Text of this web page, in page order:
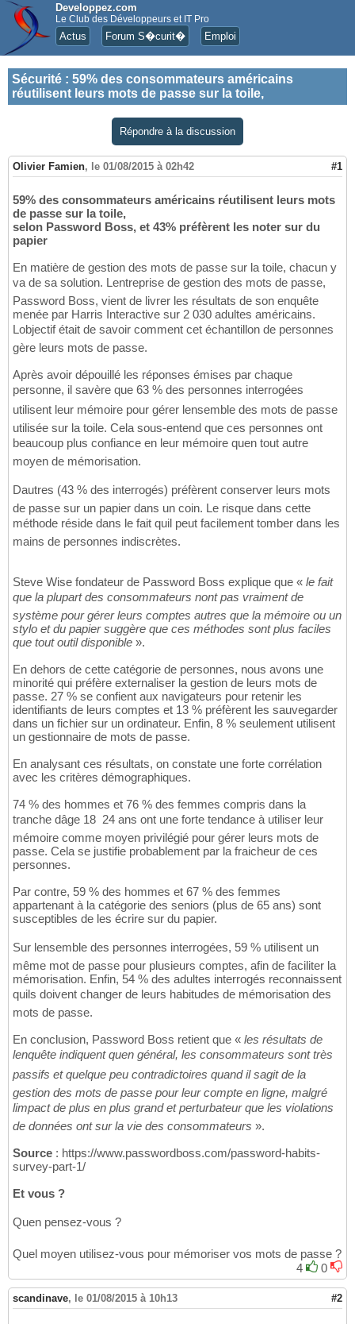
Developpez.com
Le Club des Développeurs et IT Pro
Actus Forum S�curit� Emploi
Sécurité : 59% des consommateurs américains
réutilisent leurs mots de passe sur la toile,
Répondre à la discussion
Olivier Famien, le 01/08/2015 à 02h42 #1
59% des consommateurs américains réutilisent leurs mots
de passe sur la toile,
selon Password Boss, et 43% préfèrent les noter sur du
papier
En matière de gestion des mots de passe sur la toile, chacun y
va de sa solution. Lentreprise de gestion des mots de passe,
Password Boss, vient de livrer les résultats de son enquête
menée par Harris Interactive sur 2 030 adultes américains.
Lobjectif était de savoir comment cet échantillon de personnes
gère leurs mots de passe.
Après avoir dépouillé les réponses émises par chaque
personne, il savère que 63 % des personnes interrogées
utilisent leur mémoire pour gérer lensemble des mots de passe
utilisée sur la toile. Cela sous-entend que ces personnes ont
beaucoup plus confiance en leur mémoire quen tout autre
moyen de mémorisation.
Dautres (43 % des interrogés) préfèrent conserver leurs mots
de passe sur un papier dans un coin. Le risque dans cette
méthode réside dans le fait quil peut facilement tomber dans les
mains de personnes indiscrètes.
Steve Wise fondateur de Password Boss explique que « le fait
que la plupart des consommateurs nont pas vraiment de
système pour gérer leurs comptes autres que la mémoire ou un
stylo et du papier suggère que ces méthodes sont plus faciles
que tout outil disponible ».
En dehors de cette catégorie de personnes, nous avons une
minorité qui préfère externaliser la gestion de leurs mots de
passe. 27 % se confient aux navigateurs pour retenir les
identifiants de leurs comptes et 13 % préfèrent les sauvegarder
dans un fichier sur un ordinateur. Enfin, 8 % seulement utilisent
un gestionnaire de mots de passe.
En analysant ces résultats, on constate une forte corrélation
avec les critères démographiques.
74 % des hommes et 76 % des femmes compris dans la
tranche dâge 18  24 ans ont une forte tendance à utiliser leur
mémoire comme moyen privilégié pour gérer leurs mots de
passe. Cela se justifie probablement par la fraicheur de ces
personnes.
Par contre, 59 % des hommes et 67 % des femmes
appartenant à la catégorie des seniors (plus de 65 ans) sont
susceptibles de les écrire sur du papier.
Sur lensemble des personnes interrogées, 59 % utilisent un
même mot de passe pour plusieurs comptes, afin de faciliter la
mémorisation. Enfin, 54 % des adultes interrogés reconnaissent
quils doivent changer de leurs habitudes de mémorisation des
mots de passe.
En conclusion, Password Boss retient que « les résultats de
lenquête indiquent quen général, les consommateurs sont très
passifs et quelque peu contradictoires quand il sagit de la
gestion des mots de passe pour leur compte en ligne, malgré
limpact de plus en plus grand et perturbateur que les violations
de données ont sur la vie des consommateurs ».
Source : https://www.passwordboss.com/password-habits-
survey-part-1/
Et vous ?
Quen pensez-vous ?
Quel moyen utilisez-vous pour mémoriser vos mots de passe ?
4
0
scandinave, le 01/08/2015 à 10h13 #2